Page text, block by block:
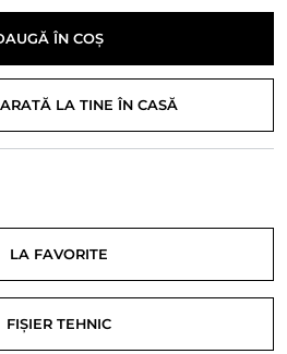
ÎN COȘ
LA TINE ÎN CASĂ
LA FAVORITE
FIȘIER TEHNIC